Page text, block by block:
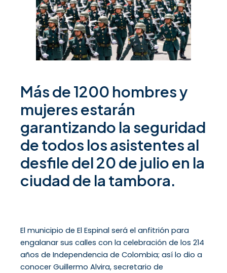
Más de 1200 hombres y
mujeres estarán
garantizando la seguridad
de todos los asistentes al
desfile del 20 de julio en la
ciudad de la tambora.
El municipio de El Espinal será el anfitrión para
engalanar sus calles con la celebración de los 214
años de Independencia de Colombia; así lo dio a
conocer Guillermo Alvira, secretario de